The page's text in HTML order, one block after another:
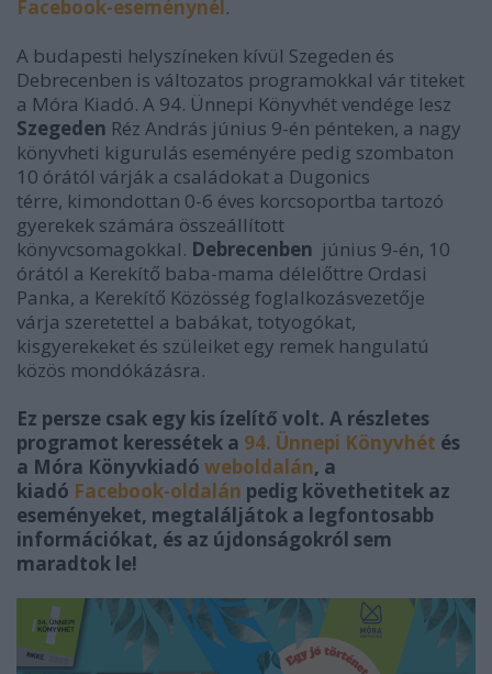
Facebook-eseménynél.
A budapesti helyszíneken kívül Szegeden és
Debrecenben is változatos programokkal vár titeket
a Móra Kiadó. A 94. Ünnepi Könyvhét vendége lesz
Szegeden Réz András június 9-én pénteken, a nagy
könyvheti kigurulás eseményére pedig szombaton
10 órától várják a családokat a Dugonics
térre, kimondottan 0-6 éves korcsoportba tartozó
gyerekek számára összeállított
könyvcsomagokkal. Debrecenben június 9-én, 10
órától a Kerekítő baba-mama délelőttre Ordasi
Panka, a Kerekítő Közösség foglalkozásvezetője
várja szeretettel a babákat, totyogókat,
kisgyerekeket és szüleiket egy remek hangulatú
közös mondókázásra.
Ez persze csak egy kis ízelítő volt. A részletes
programot keressétek a 94. Ünnepi Könyvhét és
a Móra Könyvkiadó weboldalán, a
kiadó Facebook-oldalán pedig követhetitek az
eseményeket, megtaláljátok a legfontosabb
információkat, és az újdonságokról sem
maradtok le!